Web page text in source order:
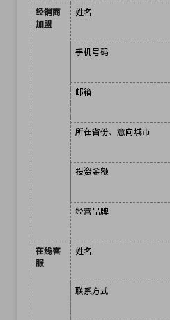
经销商
加盟
姓名
手机号码
邮箱
所在省份、意向城市
投资金额
经营品牌
在线客
服
姓名
联系方式